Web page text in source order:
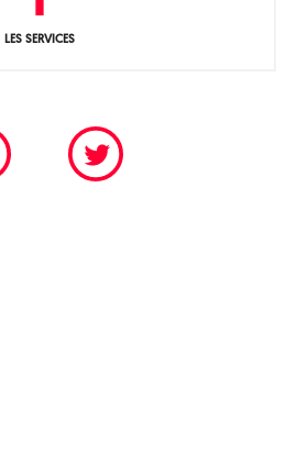
LES SERVICES